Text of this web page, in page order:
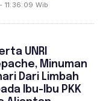
Wib
UNRI
Minuman
Dari Limbah
Ibu-Ibu PKK